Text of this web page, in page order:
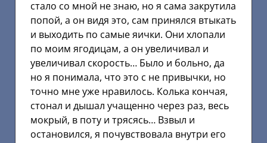
стало со мной не знаю, но я сама закрутила
попой, а он видя это, сам принялся втыкать
и выходить по самые яички. Они хлопали
по моим ягодицам, а он увеличивал и
увеличивал скорость… Было и больно, да
но я понимала, что это с не привычки, но
точно мне уже нравилось. Колька кончая,
стонал и дышал учащенно через раз, весь
мокрый, в поту и трясясь… Взвыл и
остановился, я почувствовала внутри его